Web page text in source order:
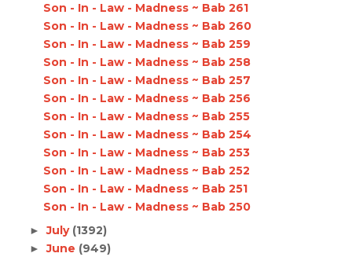
Son - In - Law - Madness ~ Bab 261
Son - In - Law - Madness ~ Bab 260
Son - In - Law - Madness ~ Bab 259
Son - In - Law - Madness ~ Bab 258
Son - In - Law - Madness ~ Bab 257
Son - In - Law - Madness ~ Bab 256
Son - In - Law - Madness ~ Bab 255
Son - In - Law - Madness ~ Bab 254
Son - In - Law - Madness ~ Bab 253
Son - In - Law - Madness ~ Bab 252
Son - In - Law - Madness ~ Bab 251
Son - In - Law - Madness ~ Bab 250
►July (1392)
►June (949)